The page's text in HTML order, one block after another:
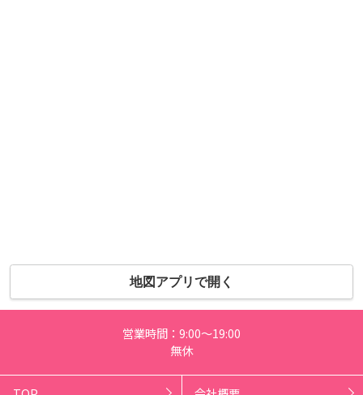
地図アプリで開く
営業時間：9:00～19:00
無休